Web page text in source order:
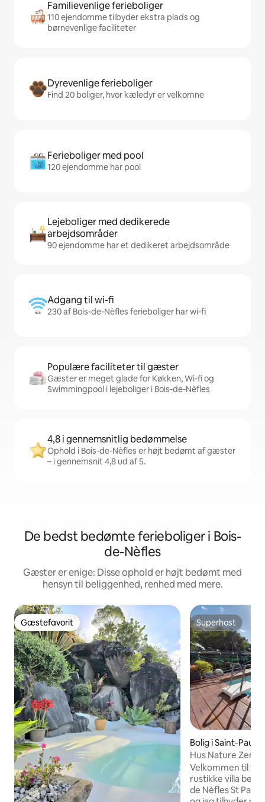
Familievenlige ferieboliger
110 ejendomme tilbyder ekstra plads og
børnevenlige faciliteter
Dyrevenlige ferieboliger
Find 20 boliger, hvor kæledyr er velkomne
Ferieboliger med pool
120 ejendomme har pool
Lejeboliger med dedikerede
arbejdsområder
90 ejendomme har et dedikeret arbejdsområde
Adgang til wi-fi
230 af Bois-de-Nèfles ferieboliger har wi-fi
Populære faciliteter til gæster
Gæster er meget glade for Køkken, Wi-fi og
Swimmingpool i lejeboliger i Bois-de-Nèfles
4,8 i gennemsnitlig bedømmelse
Ophold i Bois-de-Nèfles er højt bedømt af gæster
– i gennemsnit 4,8 ud af 5.
De bedst bedømte ferieboliger i Bois-
de-Nèfles
Gæster er enige: Disse ophold er højt bedømt med
hensyn til beliggenhed, renhed med mere.
Gæstefavorit
Gæstefavorit Superhost
Superhost
Bolig i Saint-Paul
Hus Nature Zen
Velkommen til
rustikke villa
de Nèfles St